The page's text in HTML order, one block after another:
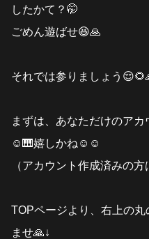
したかて？🤭
ごめん遊ばせ😆🙏
それでは参りましょう
まずは、あなただけのア
☺️🎹嬉しかね☺️☺️
（アカウント作成済みの方
TOPページより、 右上の丸
ませ🙏↓